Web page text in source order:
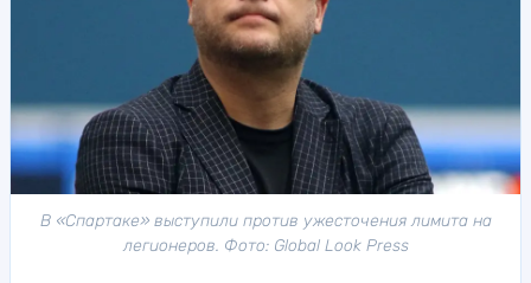
В «Спартаке» выступили против ужесточения лимита на
легионеров. Фото: Global Look Press